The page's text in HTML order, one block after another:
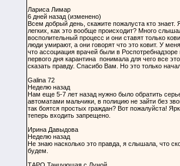
Лариса Лимар
6 дней назад (изменено)
Всем добрый день, скажите пожалуста кто
легких, как это вообще происходит? Много
восполительный процесс и они ставят только
люди умирают, а они говорят что это ковит. У
что ассоциация врачей были в
первого дня карантина понимала для чего все
сказать правду. Спасибо Вам. Но это только
Galina 72
Неделю назад
Нам еще 5-7 лет назад нужно было обратить
автоматами мальчики, в полицию не зайти без
так боятся простых граждан? Вот пожалуйста!
теперь входить запрещено.
Ирина Давыдова
Неделю назад
Не знаю насколько это правда, я слышала, что
будем.